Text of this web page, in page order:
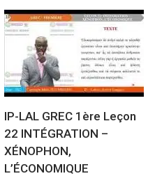
IP-LAL GREC 1ère Leçon
22 INTÉGRATION –
XÉNOPHON,
L’ÉCONOMIQUE